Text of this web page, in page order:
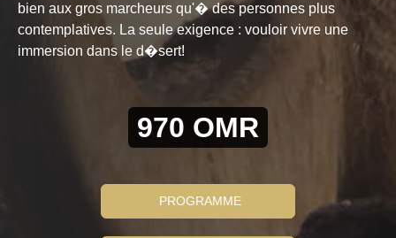
bien aux gros marcheurs qu'� des personnes plus
contemplatives. La seule exigence : vouloir vivre une
immersion dans le d�sert!
970 OMR
PROGRAMME